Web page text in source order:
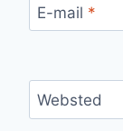
E-mail *
Websted